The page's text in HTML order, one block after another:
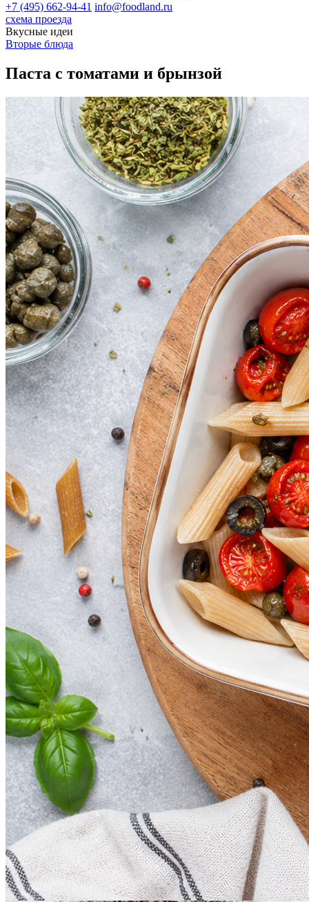
+7 (495) 662-94-41 info@foodland.ru
схема проезда
Вкусные идеи
Вторые блюда
Паста с томатами и брынзой